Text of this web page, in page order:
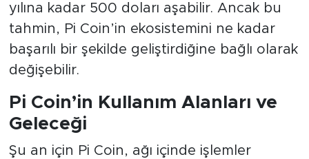
yılına kadar 500 doları aşabilir. Ancak bu
tahmin, Pi Coin’in ekosistemini ne kadar
başarılı bir şekilde geliştirdiğine bağlı olarak
değişebilir.
Pi Coin’in Kullanım Alanları ve
Geleceği
Şu an için Pi Coin, ağı içinde işlemler